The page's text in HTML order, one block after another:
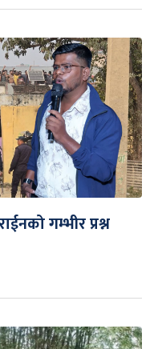
गम्भीर प्रश्न